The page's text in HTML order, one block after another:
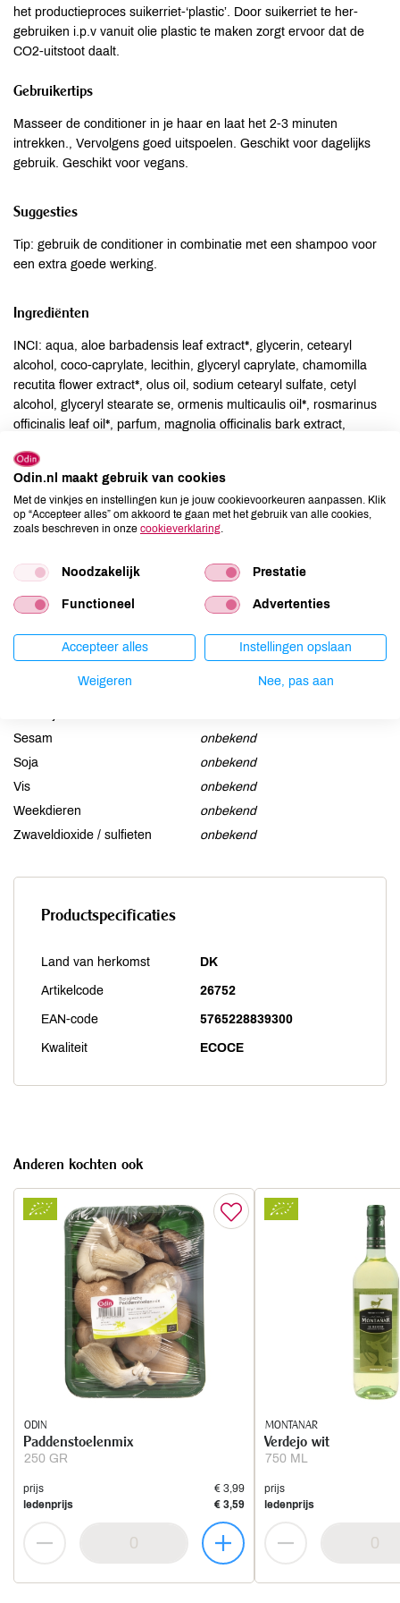
het productieproces suikerriet-‘plastic’. Door suikerriet te her-
gebruiken i.p.v vanuit olie plastic te maken zorgt ervoor dat de
CO2-uitstoot daalt.
Gebruikertips
Masseer de conditioner in je haar en laat het 2-3 minuten
intrekken., Vervolgens goed uitspoelen. Geschikt voor dagelijks
gebruik. Geschikt voor vegans.
Suggesties
Tip: gebruik de conditioner in combinatie met een shampoo voor
een extra goede werking.
Ingrediënten
INCI: aqua, aloe barbadensis leaf extract*, glycerin, cetearyl
alcohol, coco-caprylate, lecithin, glyceryl caprylate, chamomilla
recutita flower extract*, olus oil, sodium cetearyl sulfate, cetyl
alcohol, glyceryl stearate se, ormenis multicaulis oil*, rosmarinus
officinalis leaf oil*, parfum, magnolia officinalis bark extract,
Allergenen
Aardnoten
onbekend
Gluten
onbekend
Lactose
onbekend
onbekend
Sesam
onbekend
Soja
onbekend
Vis
onbekend
Weekdieren
onbekend
Zwaveldioxide / sulfieten
onbekend
Productspecificaties
Land van herkomst DK
Artikelcode 26752
EAN-code 5765228839300
Kwaliteit ECOCE
Anderen kochten ook
ODIN
250 GR
Paddenstoelenmix
prijs
€ 3,99
ledenprijs
€ 3,59
MONTANAR
750 ML
Verdejo wit
prijs
ledenprijs
Odin.nl maakt gebruik van cookies
Met de vinkjes en instellingen kun je jouw cookievoorkeuren aanpassen. Klik
op “Accepteer alles” om akkoord te gaan met het gebruik van alle cookies,
zoals beschreven in onze cookieverklaring
Noodzakelijk Prestatie
Functioneel Advertenties
Accepteer alles Instellingen opslaan
Weigeren Nee, pas aan